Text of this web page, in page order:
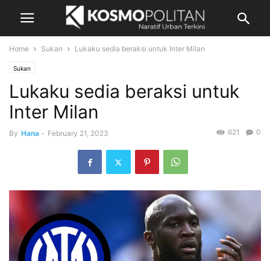
Home Sukan Lukaku sedia beraksi untuk Inter Milan
Sukan
Lukaku sedia beraksi untuk
Inter Milan
By Hana - February 21, 2023 0
621